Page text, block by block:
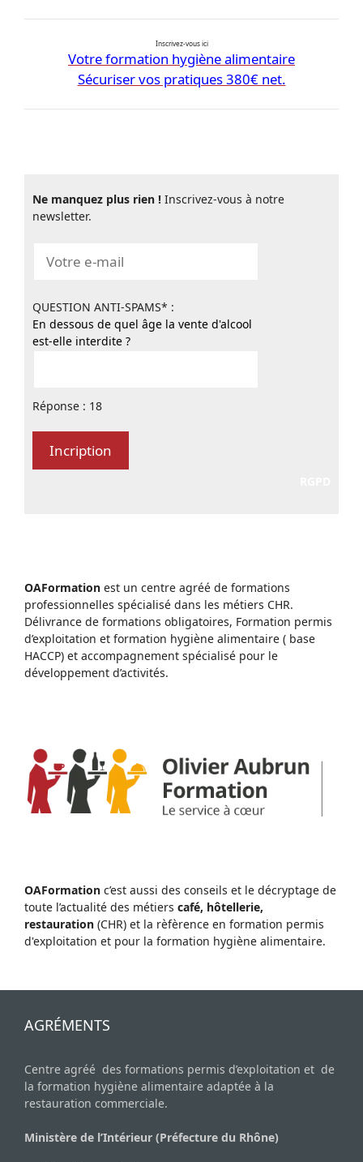
Inscrivez-vous ici
Votre formation hygiène alimentaire
Sécuriser vos pratiques 380€ net.
Ne manquez plus rien ! Inscrivez-vous à notre
newsletter.
QUESTION ANTI-SPAMS* :
En dessous de quel âge la vente d'alcool
est-elle interdite ?
Réponse : 18
OAFormation est un centre agréé de formations
professionnelles spécialisé dans les métiers CHR.
Délivrance de formations obligatoires, Formation permis
d’exploitation et formation hygiène alimentaire ( base
HACCP) et accompagnement spécialisé pour le
développement d’activités.
OAFormation c’est aussi des conseils et le décryptage de
toute l’actualité des métiers café, hôtellerie,
restauration (CHR) et la rèfèrence en formation permis
d'exploitation et pour la formation hygiène alimentaire.
AGRÉMENTS
Centre agréé des formations permis d’exploitation et de
la formation hygiène alimentaire adaptée à la
restauration commerciale.
Ministère de l’Intérieur (Préfecture du Rhône)